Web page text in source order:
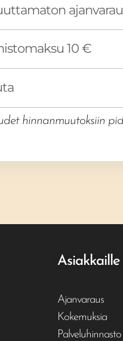
10 €
hinnanmuutoksiin
Asiakkaille
Ajanvaraus
Kokemuksia
Palveluhinnasto